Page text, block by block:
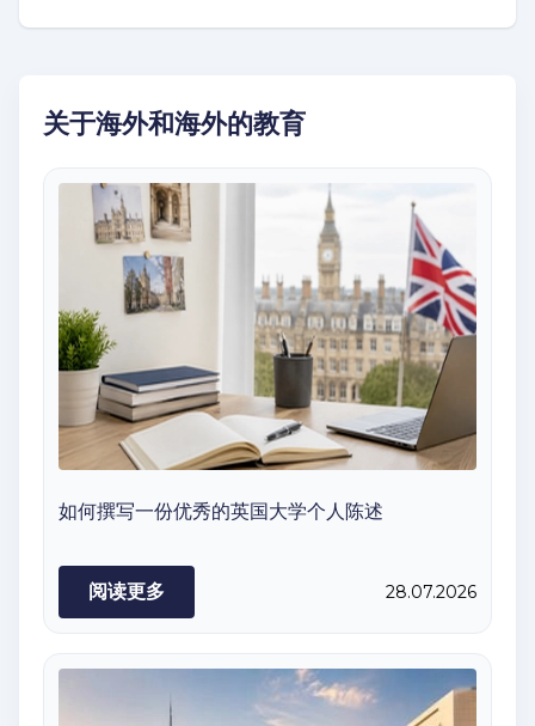
关于海外和海外的教育
如何撰写一份优秀的英国大学个人陈述
阅读更多 28.07.2026